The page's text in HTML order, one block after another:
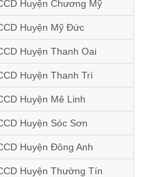
Huyện Chương Mỹ
Huyện Mỹ Đức
Huyện Thanh Oai
Huyện Thanh Trì
Huyện Mê Linh
Huyện Sóc Sơn
Huyện Đông Anh
Huyện Thường Tín